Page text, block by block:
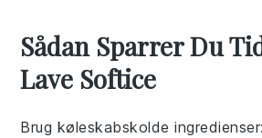
Sådan Sparrer Du
Lave Softice
Brug køleskabskolde ingredienser